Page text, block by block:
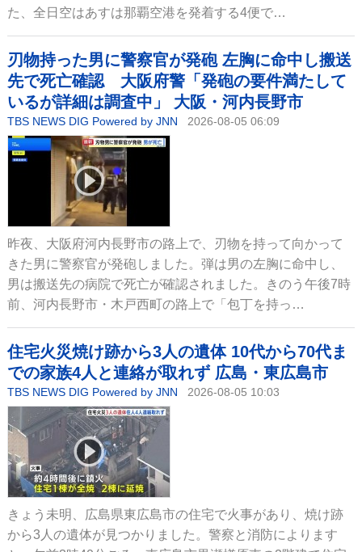
た、全日空はあすは那覇空港を発着する4便で…
刃物持った男に警察官が発砲 左胸に命中し搬送
先で死亡確認 大阪府警「発砲の要件満たして
いるが詳細は調査中」 大阪・河内長野市
TBS NEWS DIG Powered by JNN 2026-08-05 06:09
昨夜、大阪府河内長野市の路上で、刃物を持って向かって
きた男に警察官が発砲しました。弾は男の左胸に命中し、
男は搬送先の病院で死亡が確認されました。きのう午後7時
前、河内長野市・木戸西町の路上で「包丁を持っ…
住宅火災焼け跡から3人の遺体 10代から70代ま
での家族4人と連絡が取れず 広島・東広島市
TBS NEWS DIG Powered by JNN 2026-08-05 10:03
きょう未明、広島県東広島市の住宅で火事があり、焼け跡
から3人の遺体が見つかりました。警察と消防によります